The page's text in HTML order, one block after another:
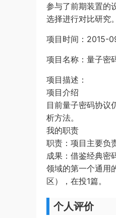
参与了前期装置的
选择进行对比研究
项目时间：2015-
项目名称：量子密
项目描述：
项目介绍
目前量子密码协议
析方法。
我的职责
职责：项目主要负
成果：借鉴经典密
领域的第一个通用
区），在投1篇。
个人评价